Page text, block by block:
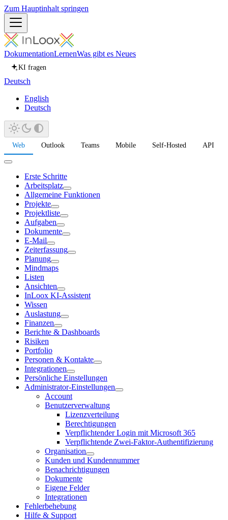
Zum Hauptinhalt springen
DokumentationLernenWas gibt es Neues
KI fragen
Deutsch
English
Deutsch
Web Outlook Teams Mobile Self-Hosted API
Erste Schritte
Arbeitsplatz
Allgemeine Funktionen
Projekte
Projektliste
Aufgaben
Dokumente
E-Mail
Zeiterfassung
Planung
Mindmaps
Listen
Ansichten
InLoox KI-Assistent
Wissen
Auslastung
Finanzen
Berichte & Dashboards
Risiken
Portfolio
Personen & Kontakte
Integrationen
Persönliche Einstellungen
Administrator-Einstellungen
Account
Benutzerverwaltung
Lizenzverteilung
Berechtigungen
Verpflichtender Login mit Microsoft 365
Verpflichtende Zwei-Faktor-Authentifizierung
Organisation
Kunden und Kundennummer
Benachrichtigungen
Dokumente
Eigene Felder
Integrationen
Fehlerbehebung
Hilfe & Support